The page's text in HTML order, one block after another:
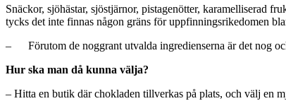
Snäckor, sjöhästar, sjöstjärnor, pistagenötter, karamelliserad
tycks det inte finnas någon gräns för uppfinningsrikedomen
– Förutom de noggrant utvalda ingredienserna är det nog
Hur ska man då kunna välja?
– Hitta en butik där chokladen tillverkas på plats, och välj en